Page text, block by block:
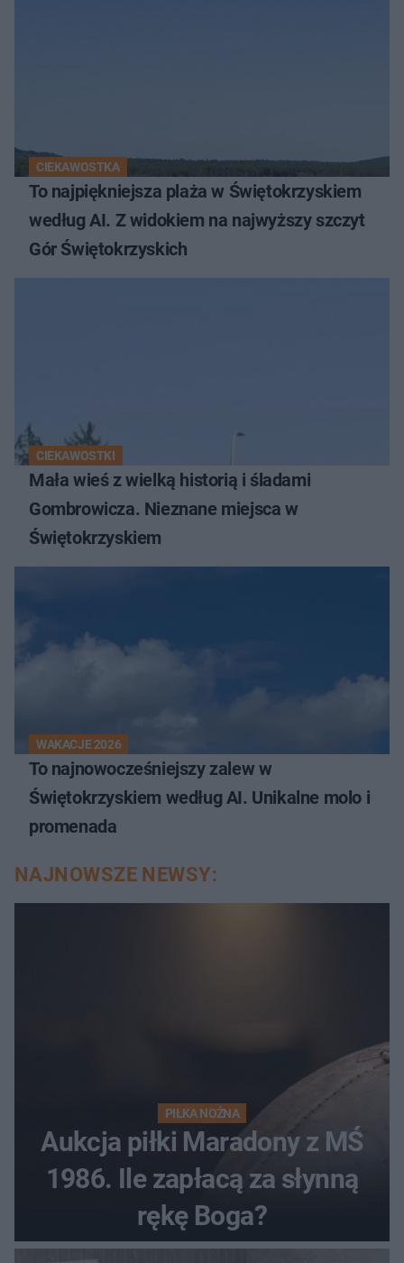
CIEKAWOSTKA
To najpiękniejsza plaża w Świętokrzyskiem
według AI. Z widokiem na najwyższy szczyt
Gór Świętokrzyskich
CIEKAWOSTKI
Mała wieś z wielką historią i śladami
Gombrowicza. Nieznane miejsca w
Świętokrzyskiem
WAKACJE 2026
To najnowocześniejszy zalew w
Świętokrzyskiem według AI. Unikalne molo i
promenada
NAJNOWSZE NEWSY:
PIŁKA NOŻNA
Aukcja piłki Maradony z MŚ
1986. Ile zapłacą za słynną
rękę Boga?